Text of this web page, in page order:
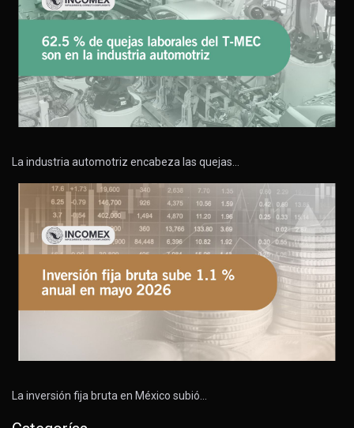
La industria automotriz encabeza las quejas…
La inversión fija bruta en México subió…